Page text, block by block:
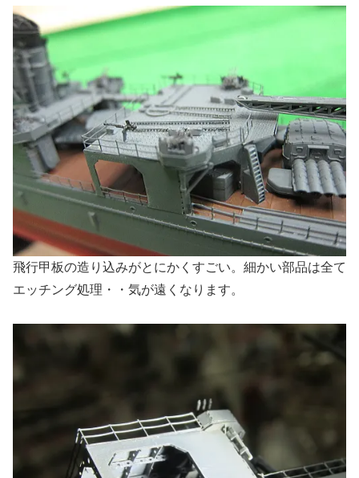
飛行甲板の造り込みがとにかくすごい。細かい部品は全て
エッチング処理・・気が遠くなります。